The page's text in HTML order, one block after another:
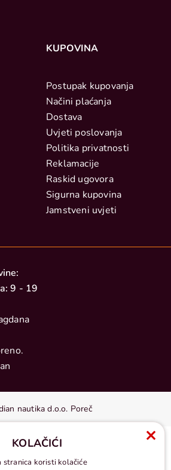
KUPOVINA
Postupak kupovanja
Načini plaćanja
Dostava
Uvjeti poslovanja
Politika privatnosti
Reklamacije
Raskid ugovora
Sigurna kupovina
Jamstveni uvjeti
9 - 19
nautika d.o.o. Poreč
KOLAČIĆI
stranica koristi kolačiće